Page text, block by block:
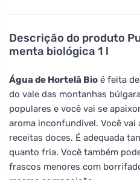
Descrição do produto
menta biológica 1 l
Água de Hortelã Bio é feita
do vale das montanhas
populares e você vai se
aroma inconfundível. Você vai
receitas doces. É adequada
quanto fria. Você também
frascos menores com